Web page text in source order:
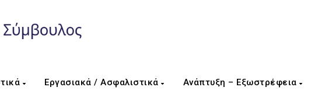
Εργασιακά / Ασφαλιστικά Ανάπτυξη – Εξωστρέφεια